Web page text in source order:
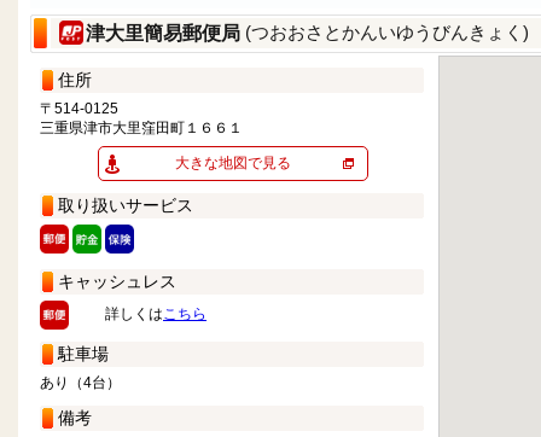
津大里簡易郵便局 (つおおさとかんいゆうびんきょく)
住所
〒514-0125
三重県津市大里窪田町１６６１
大きな地図で見る
取り扱いサービス
キャッシュレス
詳しくはこちら
駐車場
あり（4台）
備考